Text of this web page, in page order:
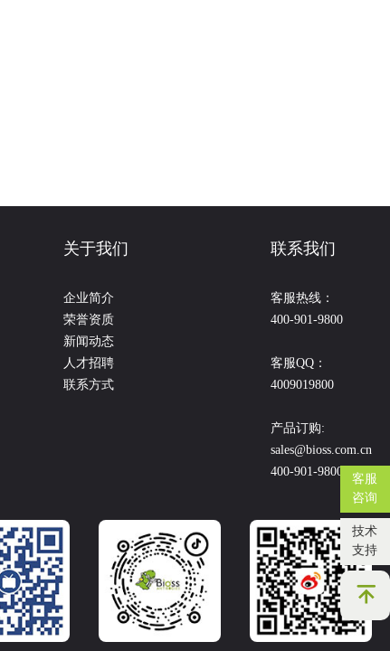
客服
咨询
技术
支持
关于我们
企业简介
荣誉资质
新闻动态
人才招聘
联系方式
联系我们
客服热线：
400-901-9800
客服QQ：
4009019800
产品订购:
sales@bioss.com.cn
400-901-9800